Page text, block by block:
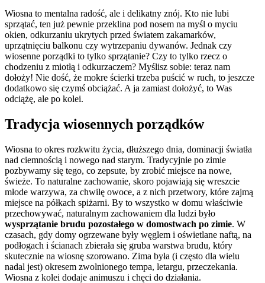
Wiosna to mentalna radość, ale i delikatny znój. Kto nie lubi
sprzątać, ten już pewnie przeklina pod nosem na myśl o myciu
okien, odkurzaniu ukrytych przed światem zakamarków,
uprzątnięciu balkonu czy wytrzepaniu dywanów. Jednak czy
wiosenne porządki to tylko sprzątanie? Czy to tylko rzecz o
chodzeniu z miotłą i odkurzaczem? Myślisz sobie: teraz nam
dołoży! Nie dość, że mokre ścierki trzeba puścić w ruch, to jeszcze
dodatkowo się czymś obciążać. A ja zamiast dołożyć, to Was
odciążę, ale po kolei.
Tradycja wiosennych porządków
Wiosna to okres rozkwitu życia, dłuższego dnia, dominacji światła
nad ciemnością i nowego nad starym. Tradycyjnie po zimie
pozbywamy się tego, co zepsute, by zrobić miejsce na nowe,
świeże. To naturalne zachowanie, skoro pojawiają się wreszcie
młode warzywa, za chwilę owoce, a z nich przetwory, które zajmą
miejsce na półkach spiżarni. By to wszystko w domu właściwie
przechowywać, naturalnym zachowaniem dla ludzi było
wysprzątanie brudu pozostałego w domostwach po zimie. W
czasach, gdy domy ogrzewane były węglem i oświetlane naftą, na
podłogach i ścianach zbierała się gruba warstwa brudu, który
skutecznie na wiosnę szorowano. Zima była (i często dla wielu
nadal jest) okresem zwolnionego tempa, letargu, przeczekania.
Wiosna z kolei dodaje animuszu i chęci do działania.